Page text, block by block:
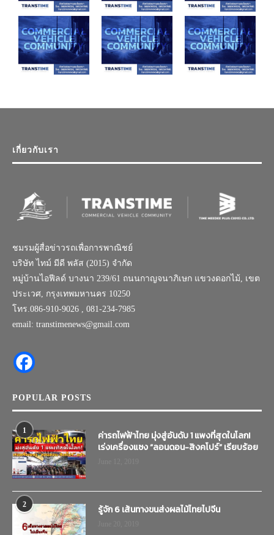
เกี่ยวกับเรา
ชมรมผู้สื่อข่าวรถเพื่อการพาณิชย์
บริษัท ไทม์ มีดี พลัส (2015) จำกัด
หมู่บ้านไอฟีลด์ บางนา 239/61 ถนนกาญจนาภิเษก แขวงดอกไม้, เขต
ประเวศ, กรุงเทพมหานคร 10250
โทร.086-910-9026 , 081-234-7985
email: transtimenews@gmail.com
POPULAR POSTS
1
ค่ารถไฟฟ้าไทย มุ่งสู่อันดับ 1 แพงที่สุดในโลก!
เร่งเครื่องแซง “ลอนดอน-สิงคโปร์” เรียบร้อย
2 รู้จัก 6 เส้นทางขนส่งผลไม้ไทยไปจีน